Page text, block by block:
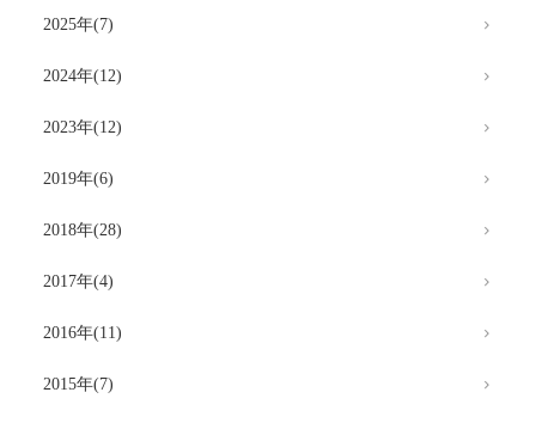
2025年(7)
2024年(12)
2023年(12)
2019年(6)
2018年(28)
2017年(4)
2016年(11)
2015年(7)